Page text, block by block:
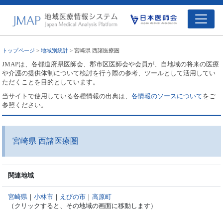
トップページ >地域別統計 > 宮崎県 西諸医療圏
JMAPは、各都道府県医師会、郡市区医師会や会員が、自地域の将来の医療
や介護の提供体制について検討を行う際の参考、ツールとして活用してい
ただくことを目的としています。
当サイトで使用している各種情報の出典は、各情報のソースについてをご
参照ください。
宮崎県 西諸医療圏
関連地域
宮崎県 ｜小林市 ｜ えびの市 ｜高原町
（クリックすると、その地域の画面に移動します）